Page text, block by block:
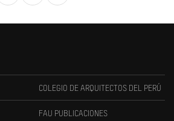
COLEGIO DE ARQUITECTOS DEL PERÚ
FAU PUBLICACIONES